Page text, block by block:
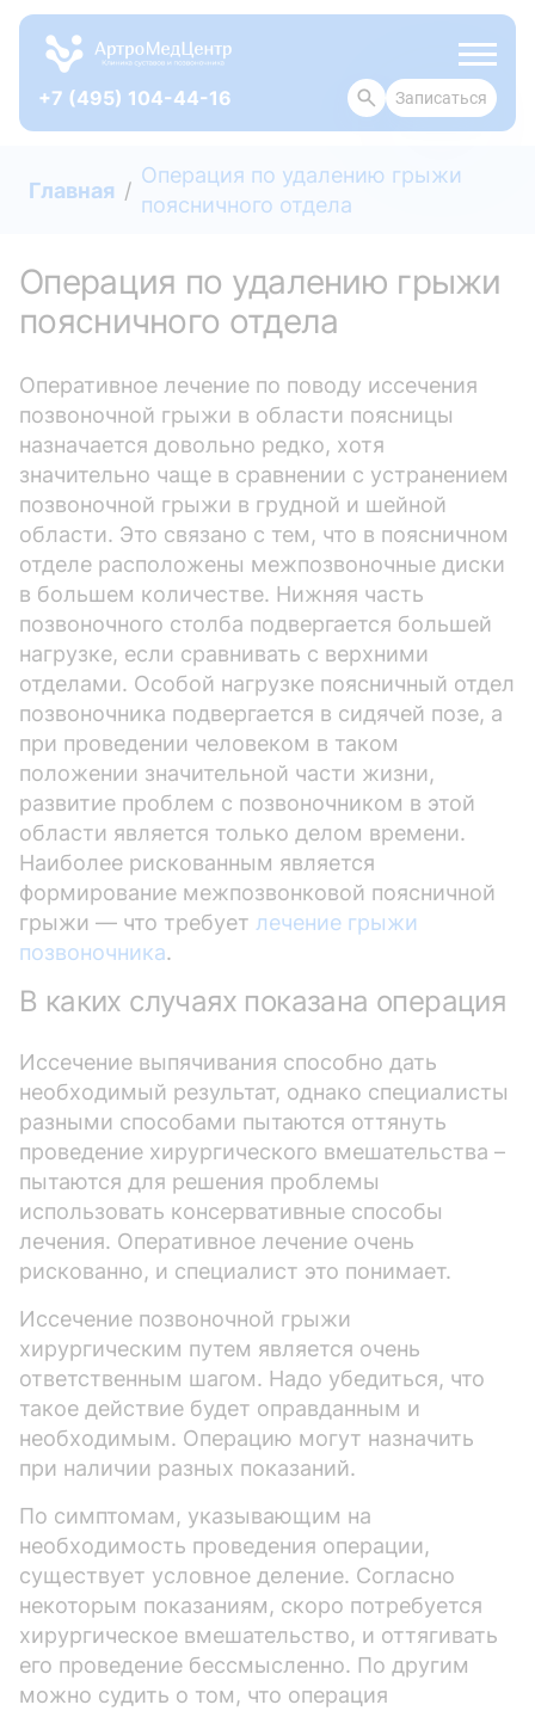
+7 (495) 104-44-16 Записаться
Главная
Операция по удалению грыжи
поясничного отдела
Операция по удалению грыжи
поясничного отдела
Оперативное лечение по поводу иссечения
позвоночной грыжи в области поясницы
назначается довольно редко, хотя
значительно чаще в сравнении с устранением
позвоночной грыжи в грудной и шейной
области. Это связано с тем, что в поясничном
отделе расположены межпозвоночные диски
в большем количестве. Нижняя часть
позвоночного столба подвергается большей
нагрузке, если сравнивать с верхними
отделами. Особой нагрузке поясничный отдел
позвоночника подвергается в сидячей позе, а
при проведении человеком в таком
положении значительной части жизни,
развитие проблем с позвоночником в этой
области является только делом времени.
Наиболее рискованным является
формирование межпозвонковой поясничной
грыжи — что требует лечение грыжи
позвоночника.
В каких случаях показана операция
Иссечение выпячивания способно дать
необходимый результат, однако специалисты
разными способами пытаются оттянуть
проведение хирургического вмешательства –
пытаются для решения проблемы
использовать консервативные способы
лечения. Оперативное лечение очень
рискованно, и специалист это понимает.
Иссечение позвоночной грыжи
хирургическим путем является очень
ответственным шагом. Надо убедиться, что
такое действие будет оправданным и
необходимым. Операцию могут назначить
при наличии разных показаний.
По симптомам, указывающим на
необходимость проведения операции,
существует условное деление. Согласно
некоторым показаниям, скоро потребуется
хирургическое вмешательство, и оттягивать
его проведение бессмысленно. По другим
можно судить о том, что операция